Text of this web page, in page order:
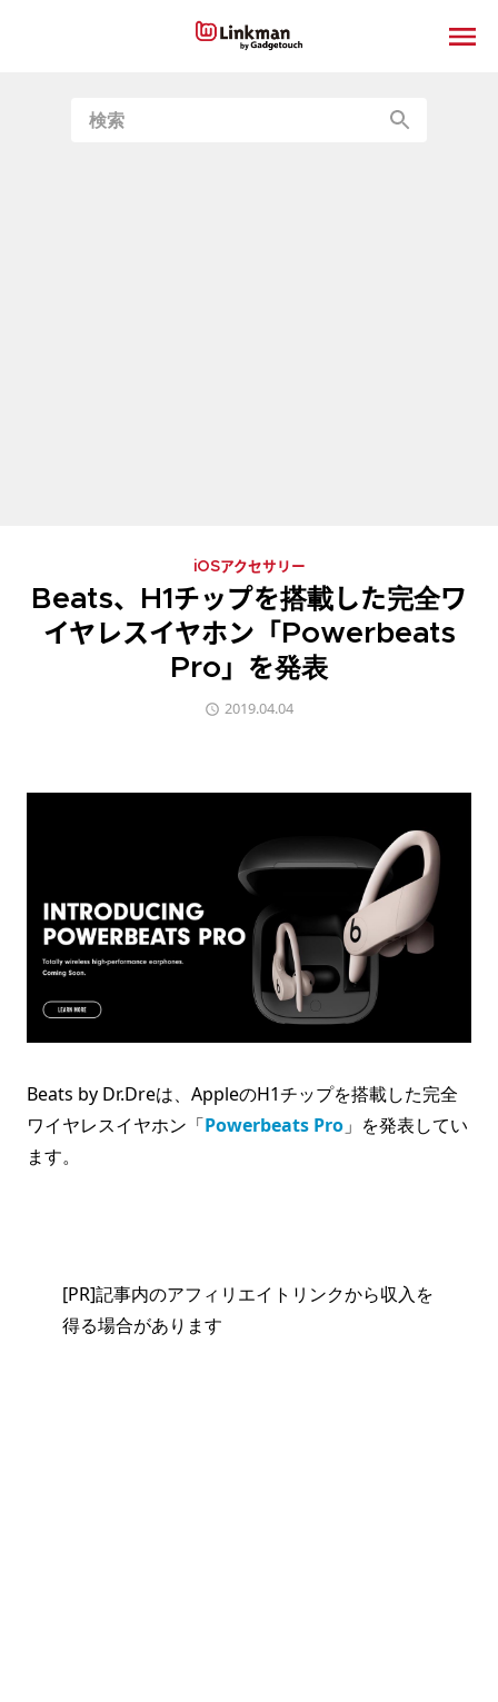
iOSアクセサリー
Beats、H1チップを搭載した完全ワ
イヤレスイヤホン「Powerbeats
Pro」を発表
2019.04.04
Beats by Dr.Dreは、AppleのH1チップを搭載した完全
ワイヤレスイヤホン「Powerbeats Pro 」を発表してい
ます。
[PR]記事内のアフィリエイトリンクから収入を
得る場合があります